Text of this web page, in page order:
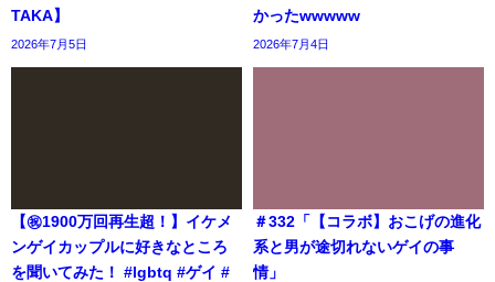
TAKA】
2026年7月5日
かったwwwww
2026年7月4日
【㊗️1900万回再生超！】イケメ
ンゲイカップルに好きなところ
を聞いてみた！ #lgbtq #ゲイ #
＃332「【コラボ】おこげの進化
系と男が途切れないゲイの事
情」